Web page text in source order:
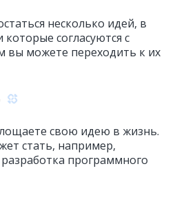
несколько идей, в
согласуются с
вы можете переходить к их
свою идею в жизнь.
стать, например,
программного